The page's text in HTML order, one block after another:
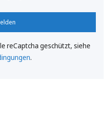
reCaptcha geschützt, siehe
.